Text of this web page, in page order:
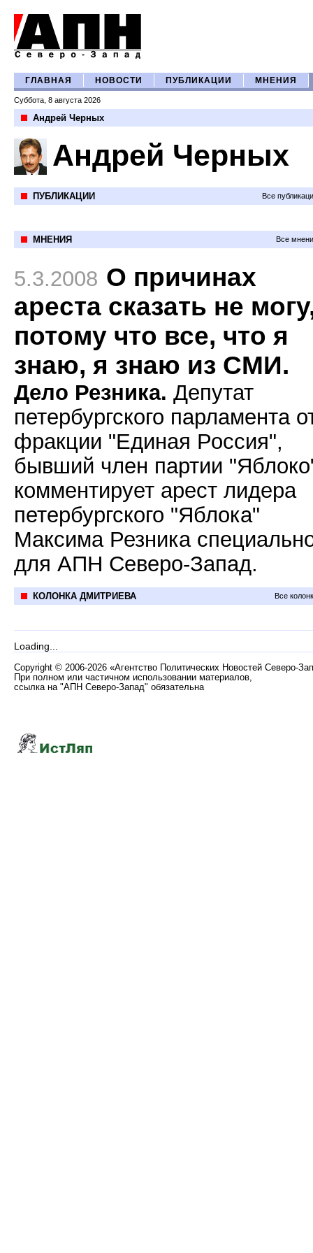
ГЛАВНАЯ НОВОСТИ ПУБЛИКАЦИИ МНЕНИЯ
Суббота, 8 августа 2026
Андрей Черных
Андрей Черных
ПУБЛИКАЦИИ Все
МНЕНИЯ Все
5.3.2008 О причинах
ареста сказать не
потому что все, что я
знаю, я знаю из СМИ.
Дело Резника. Депутат
петербургского парламента
фракции "Единая Россия",
бывший член партии
комментирует арест лидера
петербургского "Яблока"
Максима Резника
для АПН Северо-Запад.
КОЛОНКА ДМИТРИЕВА Все
Loading...
Copyright © 2006-2026 «Агентство Политических Новостей Северо-
При полном или частичном использовании материалов,
ссылка на "АПН Северо-Запад" обязательна